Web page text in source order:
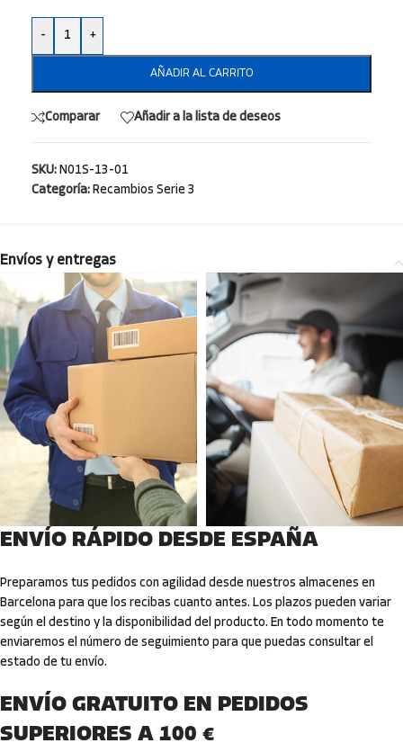
- +
AÑADIR AL CARRITO
Comparar Añadir a la lista de deseos
SKU: N01S-13-01
Categoría: Recambios Serie 3
Envíos y entregas
ENVÍO RÁPIDO DESDE ESPAÑA
Preparamos tus pedidos con agilidad desde nuestros almacenes en
Barcelona para que los recibas cuanto antes. Los plazos pueden variar
según el destino y la disponibilidad del producto. En todo momento te
enviaremos el número de seguimiento para que puedas consultar el
estado de tu envío.
ENVÍO GRATUITO EN PEDIDOS
SUPERIORES A 100 €